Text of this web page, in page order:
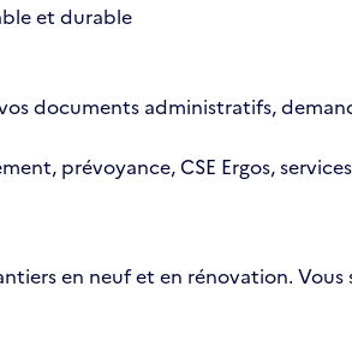
et durable
documents administratifs,
prévoyance, CSE Ergos, services
en neuf et en rénovation. Vous